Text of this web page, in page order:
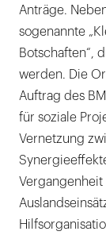
Anträge.
sogenannte
Botschaften“,
werden. Die
Auftrag des
für soziale
Vernetzung